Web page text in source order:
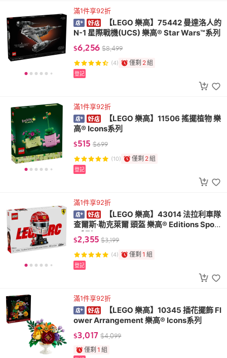
滿1件享92折
【LEGO 樂高】75442 曼達洛人的
N-1 星際戰機(UCS) 樂高® Star Wars™系列
$6,256 $8,499
(4) 僅剩 2組
登記
滿1件享92折
【LEGO 樂高】11506 搖擺植物 樂
高® Icons系列
$515 $699
(10) 僅剩 2組
登記
滿1件享92折
【LEGO 樂高】43014 法拉利車隊
查爾斯·勒克萊爾 頭盔 樂高® Editions Sport
s系列
$2,355 $3,199
(4) 僅剩 1 組
登記
滿1件享92折
【LEGO 樂高】10345 插花擺飾 Fl
ower Arrangement 樂高® Icons系列
$3,017 $4,099
僅剩 1 組